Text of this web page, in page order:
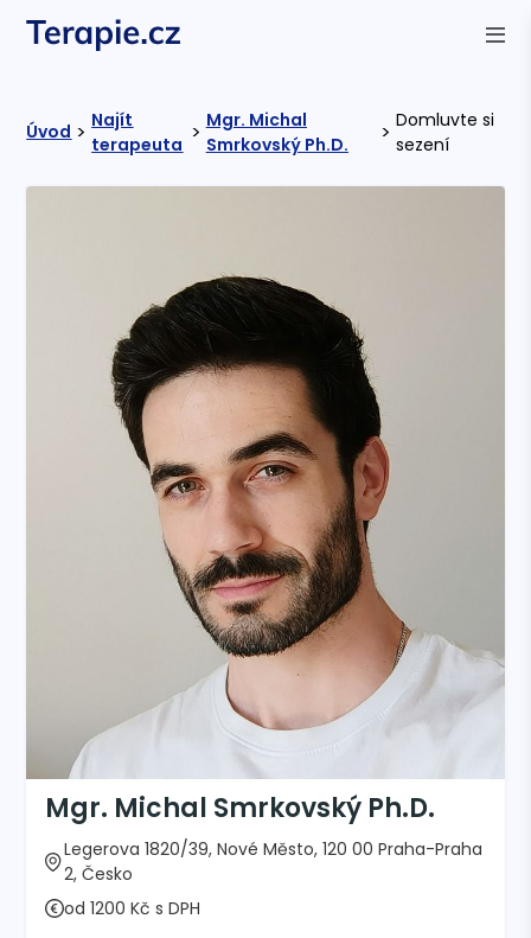
Úvod > Najít
terapeuta > Mgr. Michal
Smrkovský Ph.D.
> Domluvte si
sezení
Mgr. Michal Smrkovský Ph.D.
Legerova 1820/39, Nové Město, 120 00 Praha-Praha
2, Česko
od 1200 Kč s DPH